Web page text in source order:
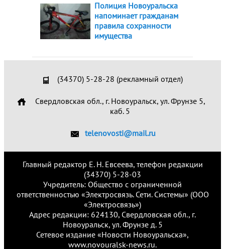
Полиция Новоуральска
напоминает гражданам
правила сохранности
имущества
(34370) 5-28-28 (рекламный отдел)
Свердловская обл., г. Новоуральск, ул. Фрунзе 5,
каб. 5
telenovosti@mail.ru
Главный редактор Е. Н. Евсеева, телефон редакции
(34370) 5-28-03
Учредитель: Общество с ограниченной
ответственностью «Электросвязь. Сети. Системы» (ООО
«Электросвязь»)
Адрес редакции: 624130, Свердловская обл., г.
Новоуральск, ул. Фрунзе д. 5
Сетевое издание «Новости Новоуральска»,
www.novouralsk-news.ru.